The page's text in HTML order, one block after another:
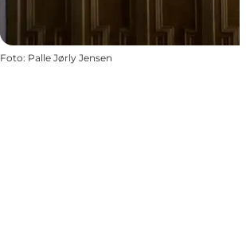
Foto: Palle Jørly Jensen